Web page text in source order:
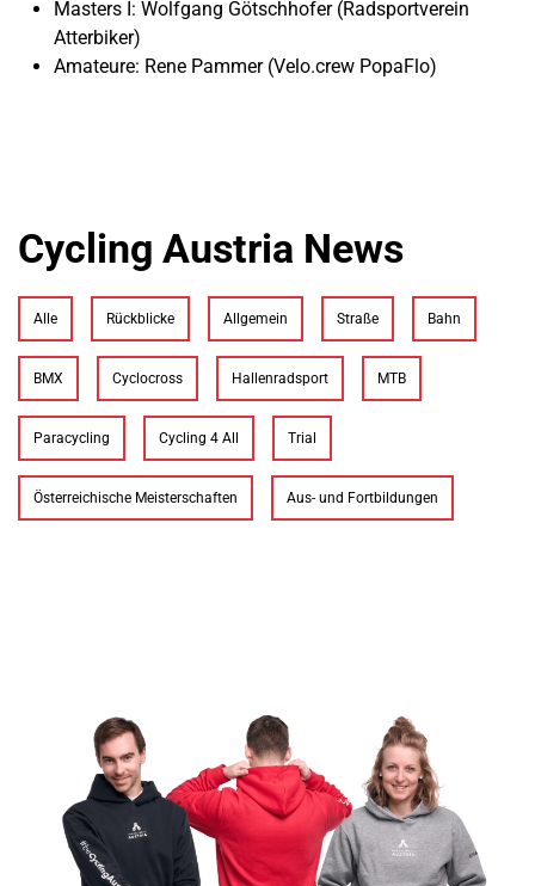
Masters I: Wolfgang Götschhofer (Radsportverein
Atterbiker)
Amateure: Rene Pammer (Velo.crew PopaFlo)
Cycling Austria News
Alle Rückblicke Allgemein Straße Bahn
BMX Cyclocross Hallenradsport MTB
Paracycling Cycling 4 All Trial
Österreichische Meisterschaften Aus- und Fortbildungen